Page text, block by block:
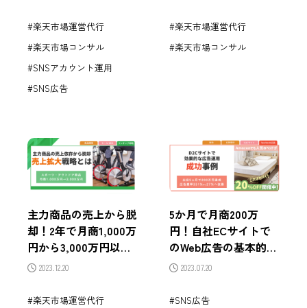
イント
楽天市場運営代行
楽天市場コンサル
SNSアカウント運用
SNS広告
楽天市場運営代行
楽天市場コンサル
主力商品の売上から脱
却！2年で月商1,000万
円から3,000万円以上
に成長した売上拡大戦
2023.12.20
楽天市場運営代行
5か月で月商200万
円！自社ECサイトで
のWeb広告の基本的な
種類と効果的な運用方
2023.07.20
SNS広告